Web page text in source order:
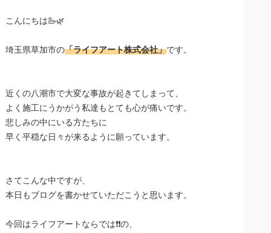
こんにちは🦢🌿
埼玉県草加市の「ライフアート株式会社」です。
近くの八潮市で大変な事故が起きてしまって、
よく施工にうかがう私達もとても心が痛いです。
悲しみの中にいる方たちに
早く平穏な日々が来るように願っています。
さてこんな中ですが、
本日もブログを書かせていただこうと思います。
今回はライフアートならでは❗️❗️の、